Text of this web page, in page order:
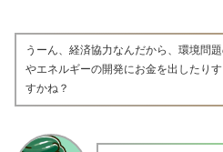
うーん、経済協力なんだから、環境問
やエネルギーの開発にお金を出したり
すかね？